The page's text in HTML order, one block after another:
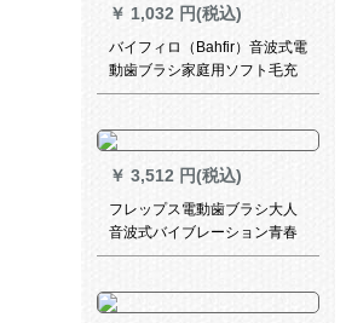
￥ 1,032 円(税込)
バイフィロ（Bahfir）音波式電
動歯ブラシ家庭用ソフト毛充
電式成人男女カップル音波式
潔歯深遠黒（3ブラシ付）
￥ 3,512 円(税込)
フレップス電動歯ブラシ大人
音波式バイブレーション青春
正奇ベルト歯間加護ブラシヘ
本ブラシヘッド付き